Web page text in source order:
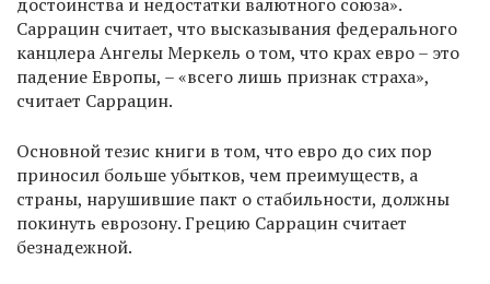
Саррацин считает, что высказывания федерального
канцлера Ангелы Меркель о том, что крах евро – это
падение Европы, – «всего лишь признак страха»,
считает Саррацин.
Основной тезис книги в том, что евро до сих пор
приносил больше убытков, чем преимуществ, а
страны, нарушившие пакт о стабильности, должны
покинуть еврозону. Грецию Саррацин считает
безнадежной.